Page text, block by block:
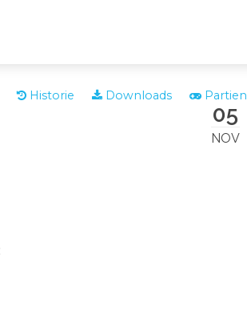
Historie Downloads Partien
05
NOV